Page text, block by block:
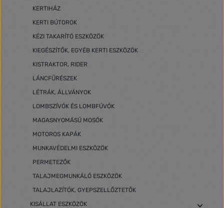
KERTIHÁZ
KERTI BÚTOROK
KÉZI TAKARÍTÓ ESZKÖZÖK
KIEGÉSZÍTŐK, EGYÉB KERTI ESZKÖZÖK
KISTRAKTOR, RIDER
LÁNCFŰRÉSZEK
LÉTRÁK, ÁLLVÁNYOK
LOMBSZÍVÓK ÉS LOMBFÚVÓK
MAGASNYOMÁSÚ MOSÓK
MOTOROS KAPÁK
MUNKAVÉDELMI ESZKÖZÖK
PERMETEZŐK
TALAJMEGMUNKÁLÓ ESZKÖZÖK
TALAJLAZÍTÓK, GYEPSZELLŐZTETŐK
KISÁLLAT ESZKÖZÖK